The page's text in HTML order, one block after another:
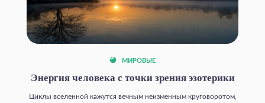
МИРОВЫЕ
Энергия человека с точки зрения эзотерики
Циклы вселенной кажутся вечным неизменным круговоротом,